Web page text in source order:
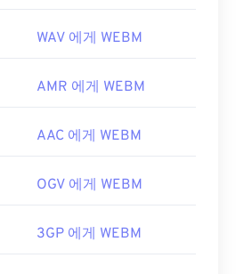
WAV 에게 WEBM
AMR 에게 WEBM
AAC 에게 WEBM
OGV 에게 WEBM
3GP 에게 WEBM